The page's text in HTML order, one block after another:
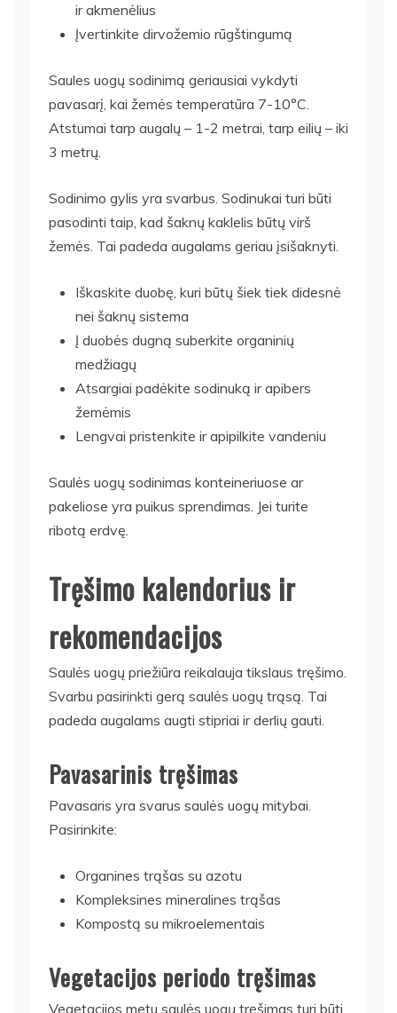
ir akmenėlius
Įvertinkite dirvožemio rūgštingumą
Saules uogų sodinimą geriausiai vykdyti
pavasarį, kai žemės temperatūra 7-10°C.
Atstumai tarp augalų – 1-2 metrai, tarp eilių – iki
3 metrų.
Sodinimo gylis yra svarbus. Sodinukai turi būti
pasodinti taip, kad šaknų kaklelis būtų virš
žemės. Tai padeda augalams geriau įsišaknyti.
Iškaskite duobę, kuri būtų šiek tiek didesnė
nei šaknų sistema
Į duobės dugną suberkite organinių
medžiagų
Atsargiai padėkite sodinuką ir apibers
žemėmis
Lengvai pristenkite ir apipilkite vandeniu
Saulės uogų sodinimas konteineriuose ar
pakeliose yra puikus sprendimas. Jei turite
ribotą erdvę.
Tręšimo kalendorius ir
rekomendacijos
Saulės uogų priežiūra reikalauja tikslaus tręšimo.
Svarbu pasirinkti gerą saulės uogų trąsą. Tai
padeda augalams augti stipriai ir derlių gauti.
Pavasarinis tręšimas
Pavasaris yra svarus saulės uogų mitybai.
Pasirinkite:
Organines trąšas su azotu
Kompleksines mineralines trąšas
Kompostą su mikroelementais
Vegetacijos periodo tręšimas
Vegetacijos metu saulės uogų tręšimas turi būti